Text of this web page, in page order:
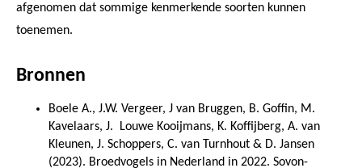
afgenomen dat sommige kenmerkende soorten kunnen
toenemen.
Bronnen
Boele A., J.W. Vergeer, J van Bruggen, B. Goffin, M.
Kavelaars, J.
Louwe Kooijmans, K. Koffijberg, A. van
Kleunen, J. Schoppers, C. van Turnhout & D. Jansen
(2023). Broedvogels in Nederland in 2022. Sovon-